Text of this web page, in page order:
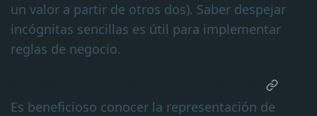
un valor a partir de otros dos). Saber despejar
incógnitas sencillas es útil para implementar
reglas de negocio.
Es beneficioso conocer la representación de